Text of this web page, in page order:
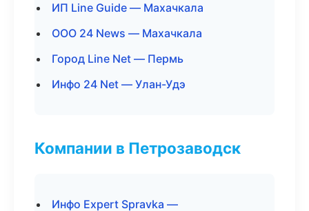
ИП Line Guide — Махачкала
ООО 24 News — Махачкала
Город Line Net — Пермь
Инфо 24 Net — Улан-Удэ
Компании в Петрозаводск
Инфо Expert Spravka —